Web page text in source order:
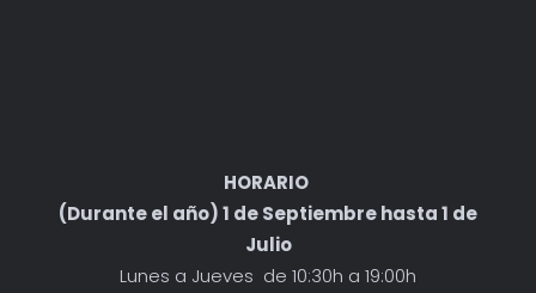
HORARIO
(Durante el año) 1 de Septiembre hasta 1 de
Julio
Lunes a Jueves de 10:30h a 19:00h